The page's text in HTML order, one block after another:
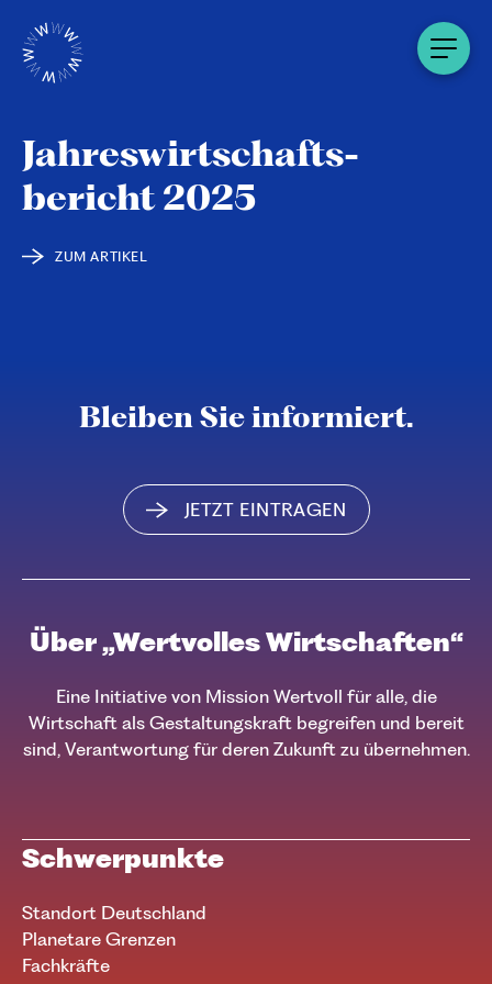
Jahres­wirtschafts­
bericht 2025
ZUM ARTIKEL
Bleiben Sie informiert.
JETZT EINTRAGEN
Über „Wertvolles Wirtschaften“
Eine Initiative von Mission Wertvoll für alle, die
Wirtschaft als Gestaltungskraft begreifen und bereit
sind, Verantwortung für deren Zukunft zu übernehmen.
Schwerpunkte
Standort Deutschland
Planetare Grenzen
Fachkräfte